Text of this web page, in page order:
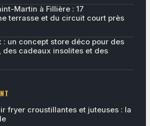
Martin à Fillière : 17
terrasse et du circuit court près
: un concept store déco pour des
des cadeaux insolites et des
fryer croustillantes et juteuses : la